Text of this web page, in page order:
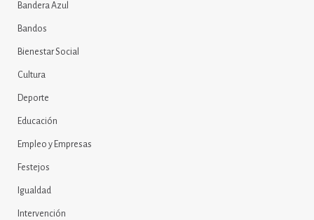
Bandera Azul
Bandos
Bienestar Social
Cultura
Deporte
Educación
Empleo y Empresas
Festejos
Igualdad
Intervención